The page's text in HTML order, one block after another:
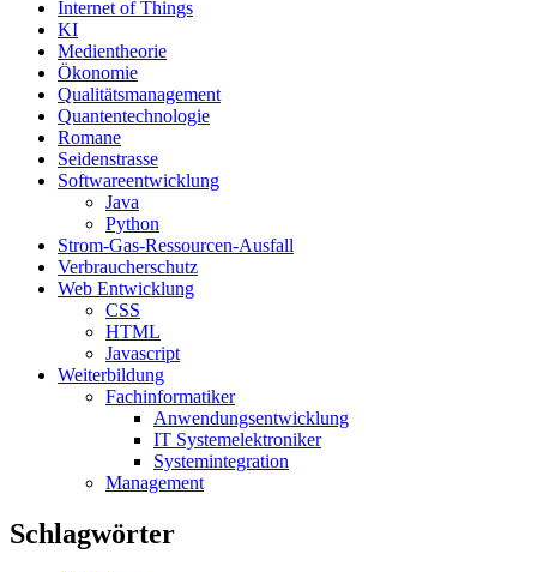
Internet of Things
KI
Medientheorie
Ökonomie
Qualitätsmanagement
Quantentechnologie
Romane
Seidenstrasse
Softwareentwicklung
Java
Python
Strom-Gas-Ressourcen-Ausfall
Verbraucherschutz
Web Entwicklung
CSS
HTML
Javascript
Weiterbildung
Fachinformatiker
Anwendungsentwicklung
IT Systemelektroniker
Systemintegration
Management
Schlagwörter